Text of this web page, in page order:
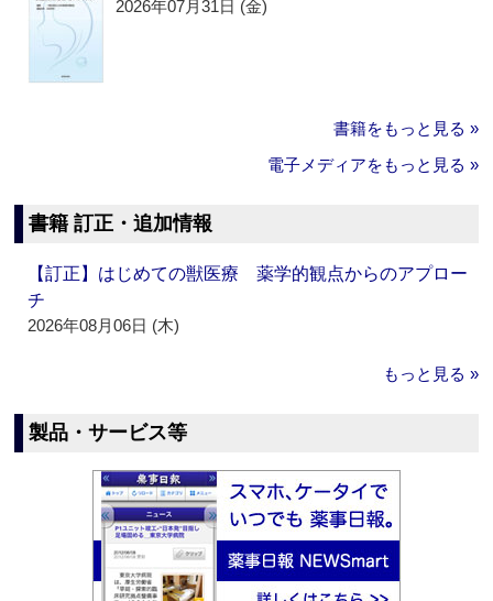
2026年07月31日 (金)
書籍をもっと見る »
電子メディアをもっと見る »
書籍 訂正・追加情報
【訂正】はじめての獣医療 薬学的観点からのアプロー
チ
2026年08月06日 (木)
もっと見る »
製品・サービス等